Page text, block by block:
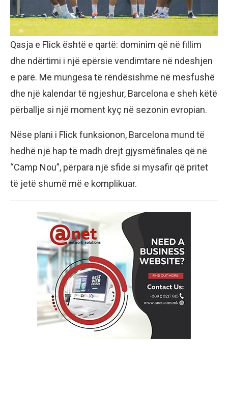
Qasja e Flick është e qartë: dominim që në fillim
dhe ndërtimi i një epërsie vendimtare në ndeshjen
e parë. Me mungesa të rëndësishme në mesfushë
dhe një kalendar të ngjeshur, Barcelona e sheh këtë
përballje si një moment kyç në sezonin evropian.
Nëse plani i Flick funksionon, Barcelona mund të
hedhë një hap të madh drejt gjysmëfinales që në
“Camp Nou”, përpara një sfide si mysafir që pritet
të jetë shumë më e komplikuar.